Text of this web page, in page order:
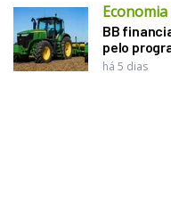
Economia
BB
pelo
há 5 dias